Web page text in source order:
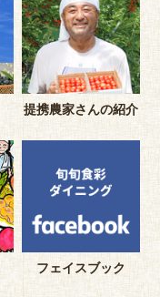
提携農家さんの紹介
フェイスブック